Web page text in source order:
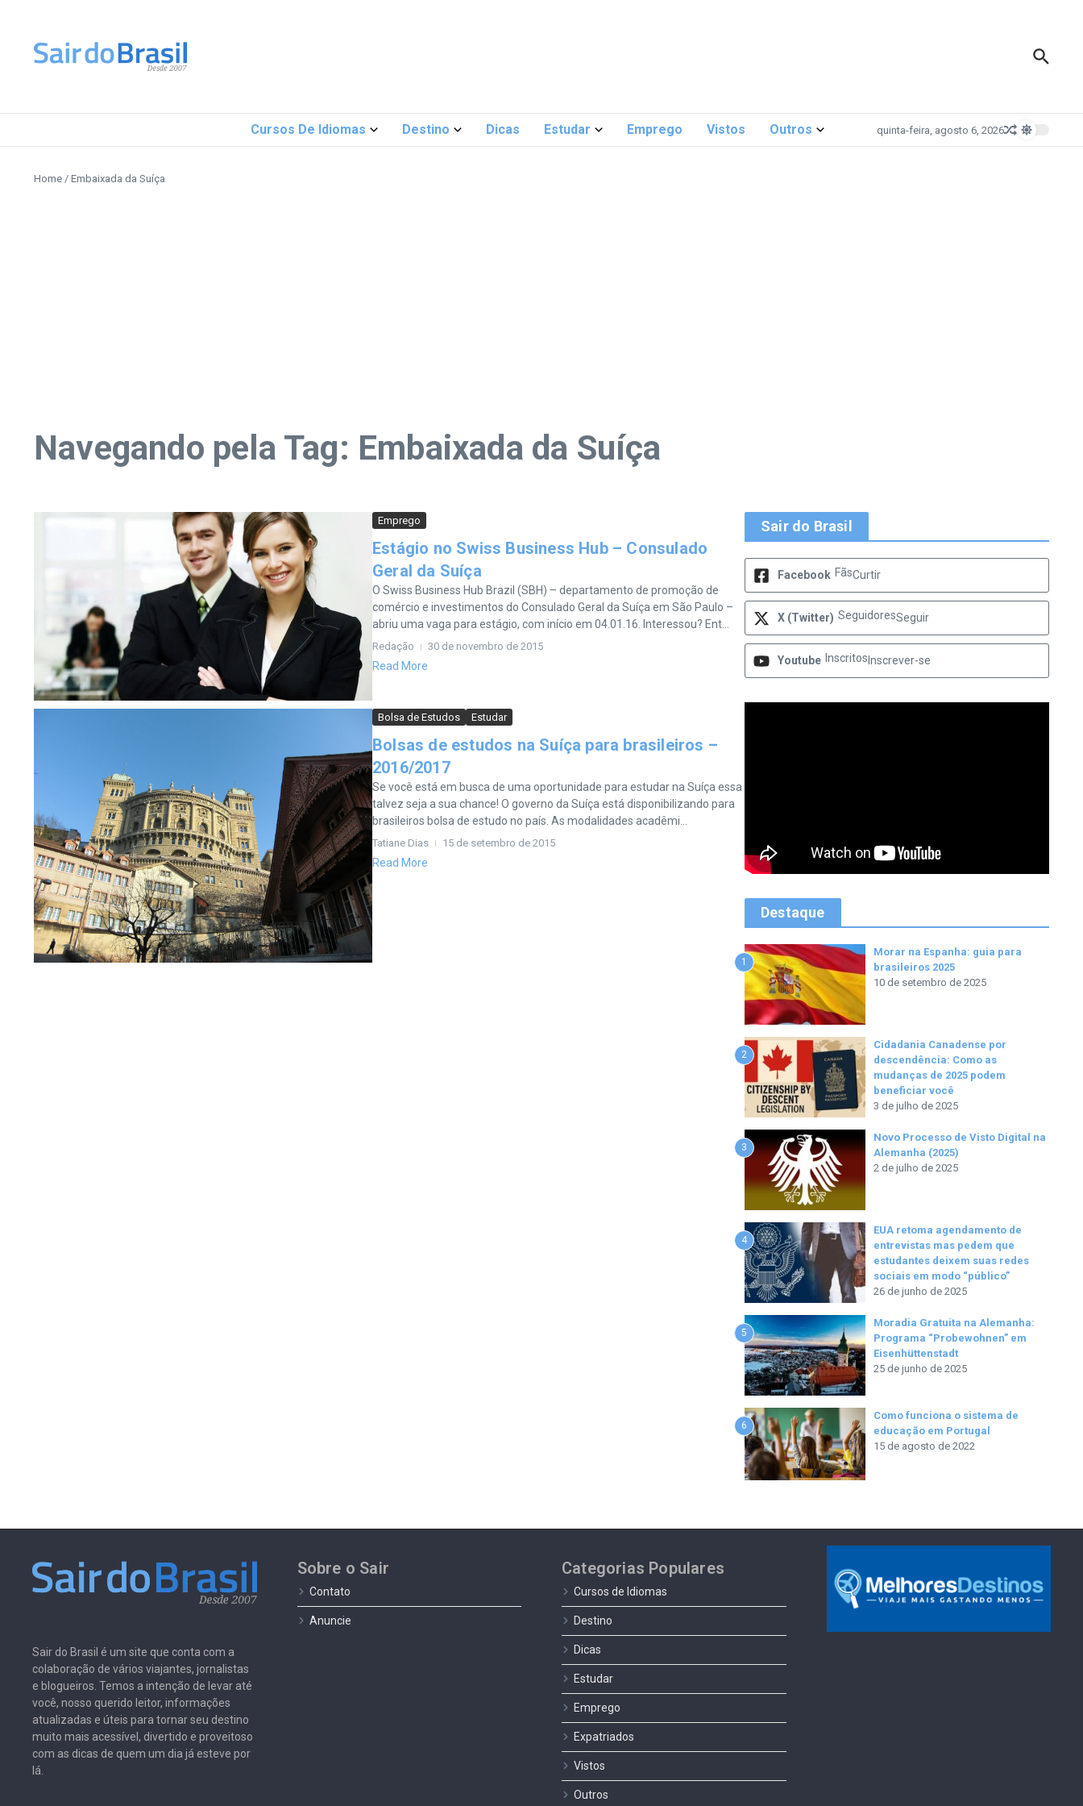
Cursos De Idiomas Destino Dicas Estudar Emprego Vistos Outros quinta-feira, agosto 6, 2026
Home / Embaixada da Suíça
Navegando pela Tag: Embaixada da Suíça
Emprego
Estágio no Swiss Business Hub – Consulado
Geral da Suíça
O Swiss Business Hub Brazil (SBH) – departamento de promoção de
comércio e investimentos do Consulado Geral da Suíça em São Paulo –
abriu uma vaga para estágio, com início em 04.01.16. Interessou? Ent...
Redação 30 de novembro de 2015
Read More
Bolsa de Estudos Estudar
Bolsas de estudos na Suíça para brasileiros –
2016/2017
Se você está em busca de uma oportunidade para estudar na Suíça essa
talvez seja a sua chance! O governo da Suíça está disponibilizando para
brasileiros bolsa de estudo no país. As modalidades acadêmi...
Tatiane Dias 15 de setembro de 2015
Read More
Sair do Brasil
Facebook FãsCurtir
X (Twitter) SeguidoresSeguir
Youtube Inscritos Inscrever-se
Destaque
1
Morar na Espanha: guia para
brasileiros 2025
10 de setembro de 2025
2
Cidadania Canadense por
descendência: Como as
mudanças de 2025 podem
beneficiar você
3 de julho de 2025
3
Novo Processo de Visto Digital na
Alemanha (2025)
2 de julho de 2025
4
EUA retoma agendamento de
entrevistas mas pedem que
estudantes deixem suas redes
sociais em modo “público”
26 de junho de 2025
5
Moradia Gratuita na Alemanha:
Programa “Probewohnen” em
Eisenhüttenstadt
25 de junho de 2025
6
Como funciona o sistema de
educação em Portugal
15 de agosto de 2022
Sair do Brasil é um site que conta com a
colaboração de vários viajantes, jornalistas
e blogueiros. Temos a intenção de levar até
você, nosso querido leitor, informações
atualizadas e úteis para tornar seu destino
muito mais acessível, divertido e proveitoso
com as dicas de quem um dia já esteve por
lá.
Sobre o Sair
Contato
Anuncie
Categorias Populares
Cursos de Idiomas
Destino
Dicas
Estudar
Emprego
Expatriados
Vistos
Outros